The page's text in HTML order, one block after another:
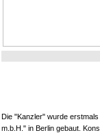
Die "Kanzler" wurde
m.b.H." in Berlin gebaut.